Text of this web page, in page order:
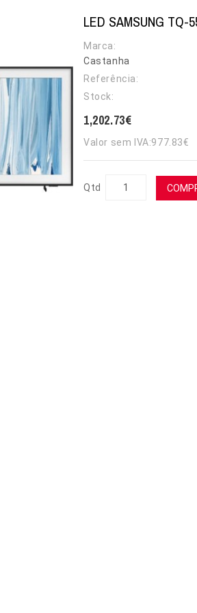
LED SAMSUNG TQ-
Marca:
Castanha
Referência:
Stock:
1,202.73€
Valor sem IVA:977.83€
Qtd